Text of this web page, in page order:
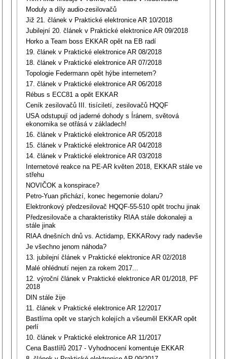
Moduly a díly audio-zesilovačů
Již 21. článek v Praktické elektronice AR 10/2018
Jubilejní 20. článek v Praktické elektronice AR 09/2018
Horko a Team boss EKKAR opět na EB radí
19. článek v Praktické elektronice AR 08/2018
18. článek v Praktické elektronice AR 07/2018
Topologie Federmann opět hýbe internetem?
17. článek v Praktické elektronice AR 06/2018
Rébus s ECC81 a opět EKKAR
Ceník zesilovačů III. tisíciletí, zesilovačů HQQF
USA odstupují od jaderné dohody s Íránem, světová
ekonomika se otřásá v základech!
16. článek v Praktické elektronice AR 05/2018
15. článek v Praktické elektronice AR 04/2018
14. článek v Praktické elektronice AR 03/2018
Internetové reakce na PE-AR květen 2018, EKKAR stále ve
střehu
NOVIČOK a konspirace?
Petro-Yuan přichází, konec hegemonie dolaru?
Elektronkový předzesilovač HQQF-55-510 opět trochu jinak
Předzesilovače a charakteristiky RIAA stále dokonaleji a
stále jinak
RIAA dnešních dnů vs. Actidamp, EKKARovy rady nadevše
Je všechno jenom náhoda?
13. jubilejní článek v Praktické elektronice AR 02/2018
Malé ohlédnutí nejen za rokem 2017...
12. výroční článek v Praktické elektronice AR 01/2018, PF
2018
DIN stále žije
11. článek v Praktické elektronice AR 12/2017
Bastlírna opět ve starých kolejích a všeuměl EKKAR opět
perlí
10. článek v Praktické elektronice AR 11/2017
Cena Bastlířů 2017 - Vyhodnocení komentuje EKKAR